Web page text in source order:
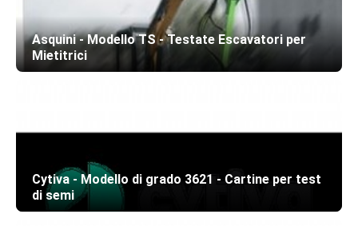
Asquini - Modello TS - Testate Escavatori per
Mietitrici
Cytiva - Modello di grado 3621 - Cartine per test
di semi